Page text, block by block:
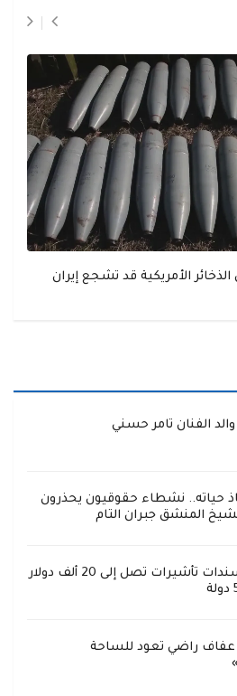
الأمريكية قد تشجع إيران
الفنان تامر حسني
حياته.. نشطاء حقوقيون يحذرون
المنشق جبران التام
أمريكا تقر سندات تأشيرات تصل إلى 20 ألف دولار
عفاف راضي تعود للساحة